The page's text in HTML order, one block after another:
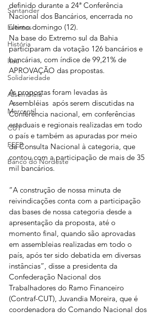
Santander
Eventos
História
Itaú
Solidariedade
Assembleia
Mercantil
CUT
FEEB
Banco do Nordeste
definido durante a 24ª Conferência
Nacional dos Bancários, encerrada no
último domingo (12).
Na base do Extremo sul da Bahia
participaram da votação 126 bancários e
bancárias, com índice de 99,21% de
APROVAÇÃO das propostas.
As propostas foram levadas às
Assembléias  após serem discutidas na
Conferência nacional, em conferências
estaduais e regionais realizadas em todo
o país e também as apuradas por meio
da Consulta Nacional à categoria, que
contou com a participação de mais de 35
mil bancários.
“A construção de nossa minuta de
reivindicações conta com a participação
das bases de nossa categoria desde a
apresentação da proposta, até o
momento final, quando são aprovadas
em assembleias realizadas em todo o
país, após ter sido debatida em diversas
instâncias”, disse a presidenta da
Confederação Nacional dos
Trabalhadores do Ramo Financeiro
(Contraf-CUT), Juvandia Moreira, que é
coordenadora do Comando Nacional dos